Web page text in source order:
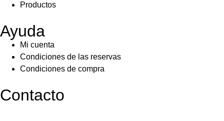
Productos
Ayuda
Mi cuenta
Condiciones de las reservas
Condiciones de compra
Contacto